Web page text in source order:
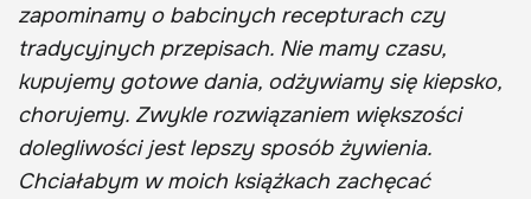
zapominamy o babcinych recepturach czy
tradycyjnych przepisach. Nie mamy czasu,
kupujemy gotowe dania, odżywiamy się kiepsko,
chorujemy. Zwykle rozwiązaniem większości
dolegliwości jest lepszy sposób żywienia.
Chciałabym w moich książkach zachęcać